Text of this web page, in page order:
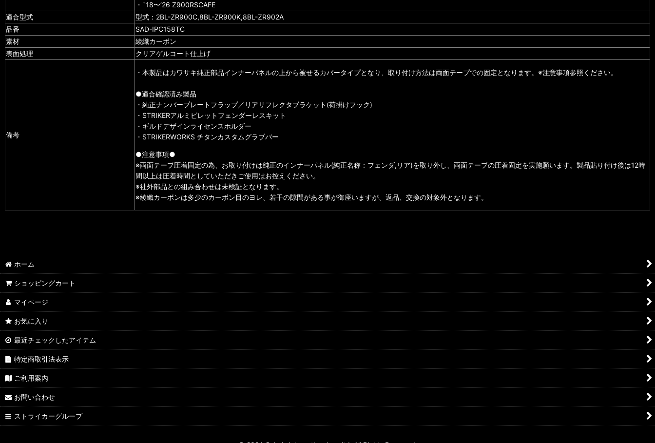
・`18〜‘26 Z900RSCAFE
適合型式
型式：2BL-ZR900C,8BL-ZR900K,8BL-ZR902A
品番
SAD-IPC158TC
素材
綾織カーボン
表面処理
クリアゲルコート仕上げ
備考
・本製品はカワサキ純正部品インナーパネルの上から被せるカバータイプとなり、取り付け方法は両面テープでの固定となります。※注意事項参照ください。
●適合確認済み製品
・純正ナンバープレートフラップ／リアリフレクタブラケット(荷掛けフック)
・STRIKERアルミビレットフェンダーレスキット
・ギルドデザインライセンスホルダー
・STRIKERWORKS チタンカスタムグラブバー
●注意事項●
※両面テープ圧着固定の為、お取り付けは純正のインナーパネル(純正名称：フェンダ,リア)を取り外し、両面テープの圧着固定を実施願います。製品貼り付け後は12時
間以上は圧着時間としていただきご使用はお控えください。
※社外部品との組み合わせは未検証となります。
※綾織カーボンは多少のカーボン目のヨレ、若干の隙間がある事が御座いますが、返品、交換の対象外となります。
ホーム
ショッピングカート
マイページ
お気に入り
最近チェックしたアイテム
特定商取引法表示
ご利用案内
お問い合わせ
ストライカーグループ